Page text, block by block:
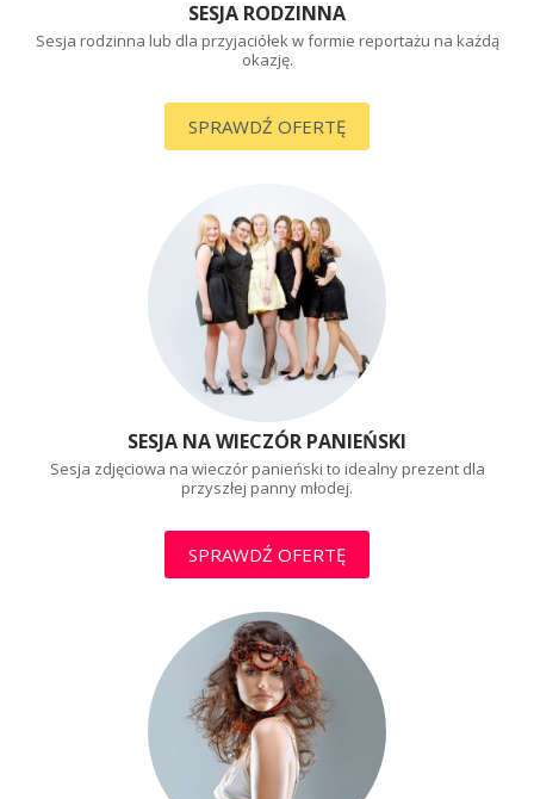
SESJA RODZINNA
Sesja rodzinna lub dla przyjaciółekw formie reportażu na każdą
okazję.
SPRAWDŹ OFERTĘ
SESJA NA WIECZÓR PANIEŃSKI
Sesja zdjęciowa na wieczór panieński to idealny prezent dla
przyszłej panny młodej.
SPRAWDŹ OFERTĘ